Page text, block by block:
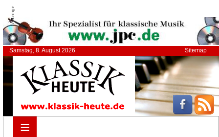
Anzeige
Samstag, 8. August 2026 Sitemap
≡
≡